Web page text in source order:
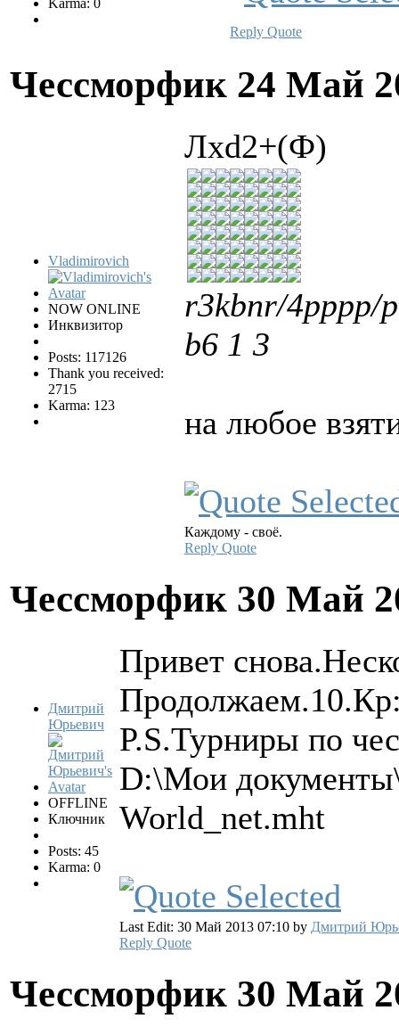
Karma: 0
Reply Quote
Чессморфик 24 Май
Vladimirovich
NOW ONLINE
Инквизитор
Posts: 117126
Thank you received:
2715
Karma: 123
Лxd2+(Ф)
r3kbnr/4pppp/
b6 1 3
на любое
Каждому - своё.
Reply Quote
Чессморфик 30 Май
Дмитрий
Юрьевич
OFFLINE
Ключник
Posts: 45
Karma: 0
Привет
P.S.Турниры по
D:\Мои
World_net.mht
Last Edit: 30 Май 2013 07:10 by Дмитрий
Reply Quote
Чессморфик 30 Май